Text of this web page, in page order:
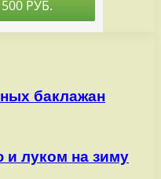
баклажан
и луком на зиму